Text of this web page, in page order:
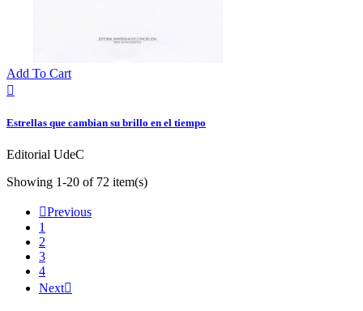
Add To Cart

Estrellas que cambian su brillo en el tiempo
Editorial UdeC
Showing 1-20 of 72 item(s)
Previous
1
2
3
4
Next